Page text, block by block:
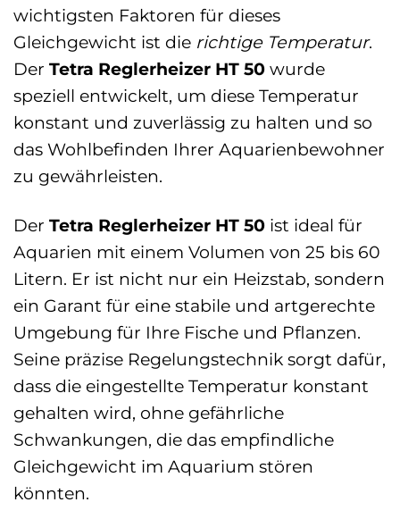
wichtigsten Faktoren für dieses
Gleichgewicht ist die richtige Temperatur.
Der Tetra Reglerheizer HT 50 wurde
speziell entwickelt, um diese Temperatur
konstant und zuverlässig zu halten und so
das Wohlbefinden Ihrer Aquarienbewohner
zu gewährleisten.
Der Tetra Reglerheizer HT 50 ist ideal für
Aquarien mit einem Volumen von 25 bis 60
Litern. Er ist nicht nur ein Heizstab, sondern
ein Garant für eine stabile und artgerechte
Umgebung für Ihre Fische und Pflanzen.
Seine präzise Regelungstechnik sorgt dafür,
dass die eingestellte Temperatur konstant
gehalten wird, ohne gefährliche
Schwankungen, die das empfindliche
Gleichgewicht im Aquarium stören
könnten.